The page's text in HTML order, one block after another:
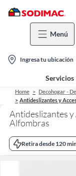
Menú
location-
icon
Ingresa tu ubicación
Servicios
Home Decohogar -
Antideslizantes y
Antideslizantes y Accesorios para
Alfombras
Retira desde 120